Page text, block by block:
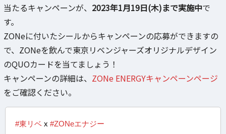
当たるキャンペーンが、 2023年1月19日(木)まで実施中で
す。
ZONeに付いたシールからキャンペーンの応募ができますの
で、ZONeを飲んで東京リベンジャーズオリジナルデザイン
のQUOカードを当てましょう！
キャンペーンの詳細は、 ZONe ENERGYキャンペーンページ
をご確認ください。
#東リベ x #ZONeエナジー